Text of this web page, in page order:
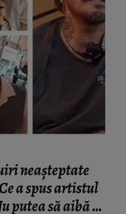
neașteptate
a spus artistul
putea să aibă o